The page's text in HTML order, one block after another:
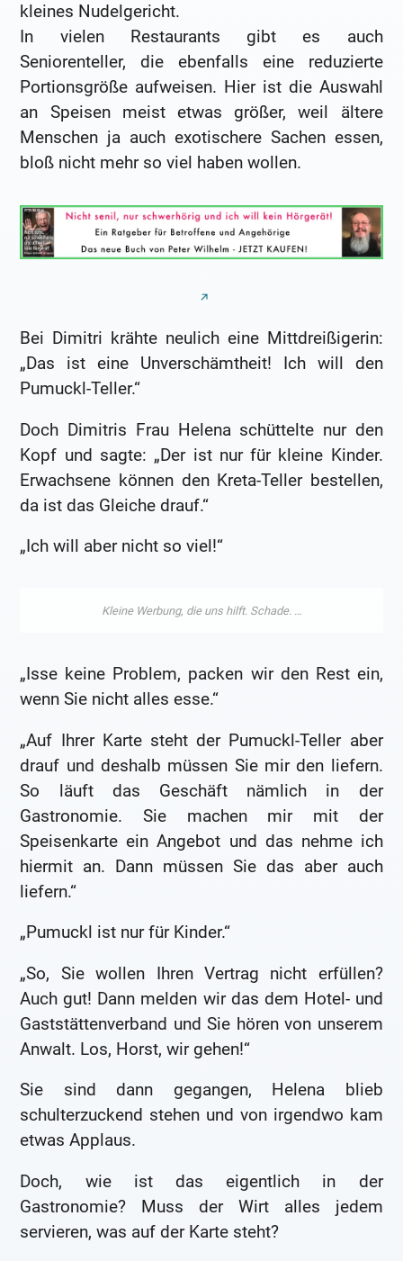
kleines Nudelgericht.
In vielen Restaurants gibt es auch
Seniorenteller, die ebenfalls eine reduzierte
Portionsgröße aufweisen. Hier ist die Auswahl
an Speisen meist etwas größer, weil ältere
Menschen ja auch exotischere Sachen essen,
bloß nicht mehr so viel haben wollen.
Bei Dimitri krähte neulich eine Mittdreißigerin:
„Das ist eine Unverschämtheit! Ich will den
Pumuckl-Teller.“
Doch Dimitris Frau Helena schüttelte nur den
Kopf und sagte: „Der ist nur für kleine Kinder.
Erwachsene können den Kreta-Teller bestellen,
da ist das Gleiche drauf.“
„Ich will aber nicht so viel!“
„Isse keine Problem, packen wir den Rest ein,
wenn Sie nicht alles esse.“
„Auf Ihrer Karte steht der Pumuckl-Teller aber
drauf und deshalb müssen Sie mir den liefern.
So läuft das Geschäft nämlich in der
Gastronomie. Sie machen mir mit der
Speisenkarte ein Angebot und das nehme ich
hiermit an. Dann müssen Sie das aber auch
liefern.“
„Pumuckl ist nur für Kinder.“
„So, Sie wollen Ihren Vertrag nicht erfüllen?
Auch gut! Dann melden wir das dem Hotel- und
Gaststättenverband und Sie hören von unserem
Anwalt. Los, Horst, wir gehen!“
Sie sind dann gegangen, Helena blieb
schulterzuckend stehen und von irgendwo kam
etwas Applaus.
Doch, wie ist das eigentlich in der
Gastronomie? Muss der Wirt alles jedem
servieren, was auf der Karte steht?